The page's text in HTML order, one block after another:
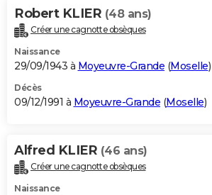
Robert KLIER (48 ans)
Créer une cagnotte obsèques
Naissance
29/09/1943 à Moyeuvre-Grande (Moselle)
Décès
09/12/1991 à Moyeuvre-Grande (Moselle)
Alfred KLIER (46 ans)
Créer une cagnotte obsèques
Naissance